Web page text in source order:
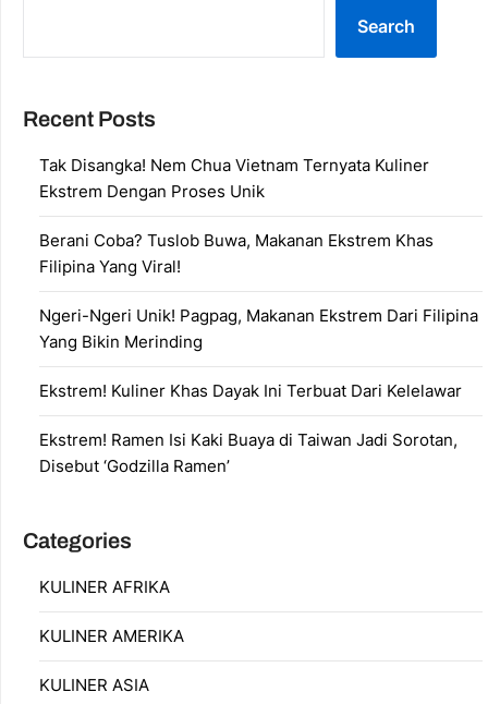
Search
Recent Posts
Tak Disangka! Nem Chua Vietnam Ternyata Kuliner
Ekstrem Dengan Proses Unik
Berani Coba? Tuslob Buwa, Makanan Ekstrem Khas
Filipina Yang Viral!
Ngeri-Ngeri Unik! Pagpag, Makanan Ekstrem Dari Filipina
Yang Bikin Merinding
Ekstrem! Kuliner Khas Dayak Ini Terbuat Dari Kelelawar
Ekstrem! Ramen Isi Kaki Buaya di Taiwan Jadi Sorotan,
Disebut ‘Godzilla Ramen’
Categories
KULINER AFRIKA
KULINER AMERIKA
KULINER ASIA